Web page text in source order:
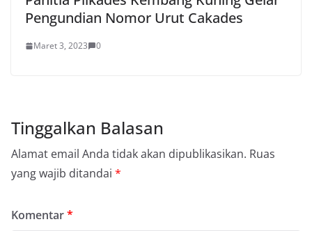
Pengundian Nomor Urut Cakades
Maret 3, 2023 0
Tinggalkan Balasan
Alamat email Anda tidak akan dipublikasikan. Ruas
yang wajib ditandai *
Komentar*